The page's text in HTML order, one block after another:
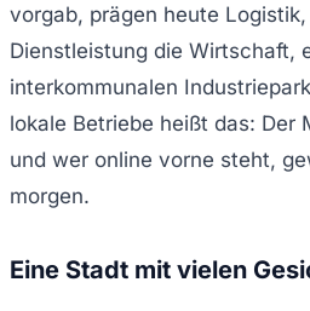
vorgab, prägen heute
Dienstleistung die Wirtschaft,
interkommunalen
lokale Betriebe heißt das: Der
und wer online vorne steht,
morgen.
Eine Stadt mit vielen